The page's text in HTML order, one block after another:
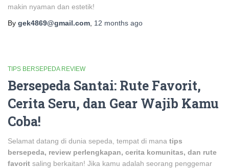
makin nyaman dan estetik!
By gek4869@gmail.com 12 months ago
TIPS BERSEPEDA REVIEW
Bersepeda Santai: Rute Favorit,
Cerita Seru, dan Gear Wajib Kamu
Coba!
Selamat datang di dunia sepeda, tempat di mana tips
bersepeda, review perlengkapan, cerita komunitas, dan rute
favorit saling berkaitan! Jika kamu adalah seorang penggemar